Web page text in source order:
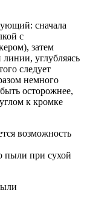
сначала
с
затем
углубляясь
следует
немного
осторожнее,
к кромке
возможность
пыли при сухой